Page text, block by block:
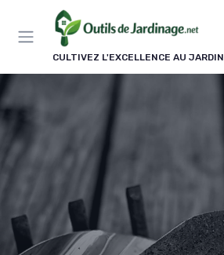
CULTIVEZ L'EXCELLENCE AU JARDIN
Panneau de gestion des cookies